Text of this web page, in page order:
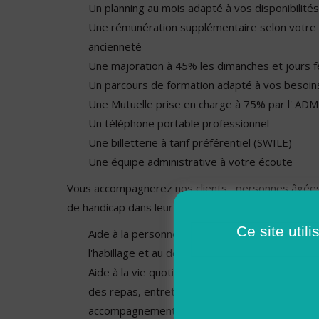
Un planning au mois adapté à vos disponibilités
Une rémunération supplémentaire selon
ancienneté
Une majoration à 45% les dimanches et jours
Un parcours de formation adapté à vos
Une Mutuelle prise en charge à 75% par l'
Un téléphone portable professionnel
Une billetterie à tarif préférentiel (SWILE)
Une équipe administrative à votre écoute
Vous accompagnerez nos clients, personnes
de handicap dans leur quotidien :
Aide à la personne : aide au lever et au
l'habillage et au déshabillage, aide aux transferts
Aide à la vie quotidienne : préparation et
des repas, entretien de la maison et du linge,
accompagnement social
Ce site